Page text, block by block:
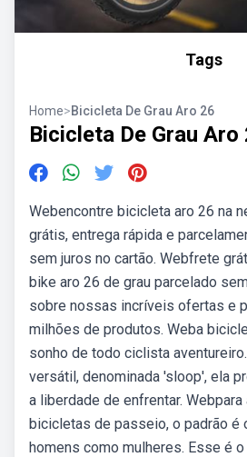
Tags
Home>Bicicleta De Grau Aro 26
Bicicleta De Grau Aro
Webencontre bicicleta aro 26 na
grátis, entrega rápida e
sem juros no cartão. Webfrete
bike aro 26 de grau parcelado
sobre nossas incríveis ofertas e
milhões de produtos. Weba
sonho de todo ciclista
versátil, denominada 'sloop', ela
a liberdade de enfrentar. Webpara
bicicletas de passeio, o padrão é
homens como mulheres. Esse é